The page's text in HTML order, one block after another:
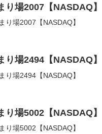
り場2007【NASDAQ】
り場2007【NASDAQ】
り場2494【NASDAQ】
り場2494【NASDAQ】
り場5002【NASDAQ】
り場5002【NASDAQ】